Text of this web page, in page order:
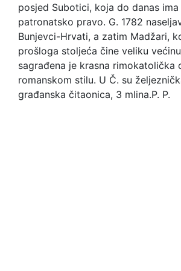
posjed Subotici, koja do danas ima
patronatsko pravo. G. 1782
Bunjevci-Hrvati, a zatim Madžari,
prošloga stoljeća čine veliku
sagrađena je krasna rimokatolička
romanskom stilu. U Č. su
građanska čitaonica, 3 mlina.P. P.